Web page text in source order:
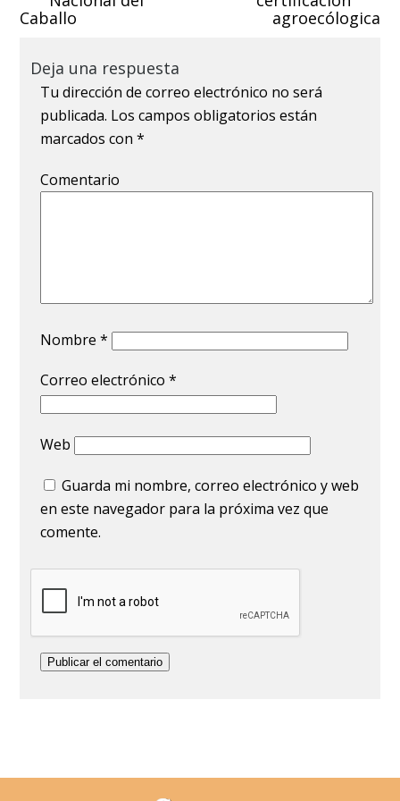
Caballo
agroecólogica
Deja una respuesta
Tu dirección de correo electrónico no será
publicada. Los campos obligatorios están
marcados con*
Comentario
Nombre*
Correo electrónico*
Web
Guarda mi nombre, correo electrónico y web
en este navegador para la próxima vez que
comente.